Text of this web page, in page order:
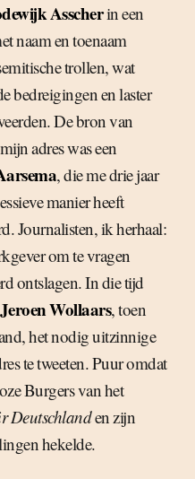
Asscherin een
naam en toenaam
trollen, wat
bedreigingen en laster
De bron van
adres was een
, die me drie jaar
manier heeft
Journalisten, ik herhaal:
om te vragen
ontslagen. In die tijd
Jeroen Wollaars, toen
het nodig uitzinnige
te tweeten. Puur omdat
Burgers van het
Deutschlanden zijn
hekelde.